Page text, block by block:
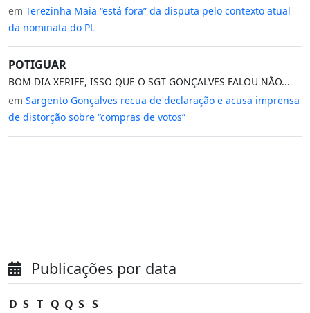
em Terezinha Maia “está fora” da disputa pelo contexto atual
da nominata do PL
POTIGUAR
BOM DIA XERIFE, ISSO QUE O SGT GONÇALVES FALOU NÃO...
em Sargento Gonçalves recua de declaração e acusa imprensa
de distorção sobre “compras de votos”
Publicações por data
D S T Q Q S S